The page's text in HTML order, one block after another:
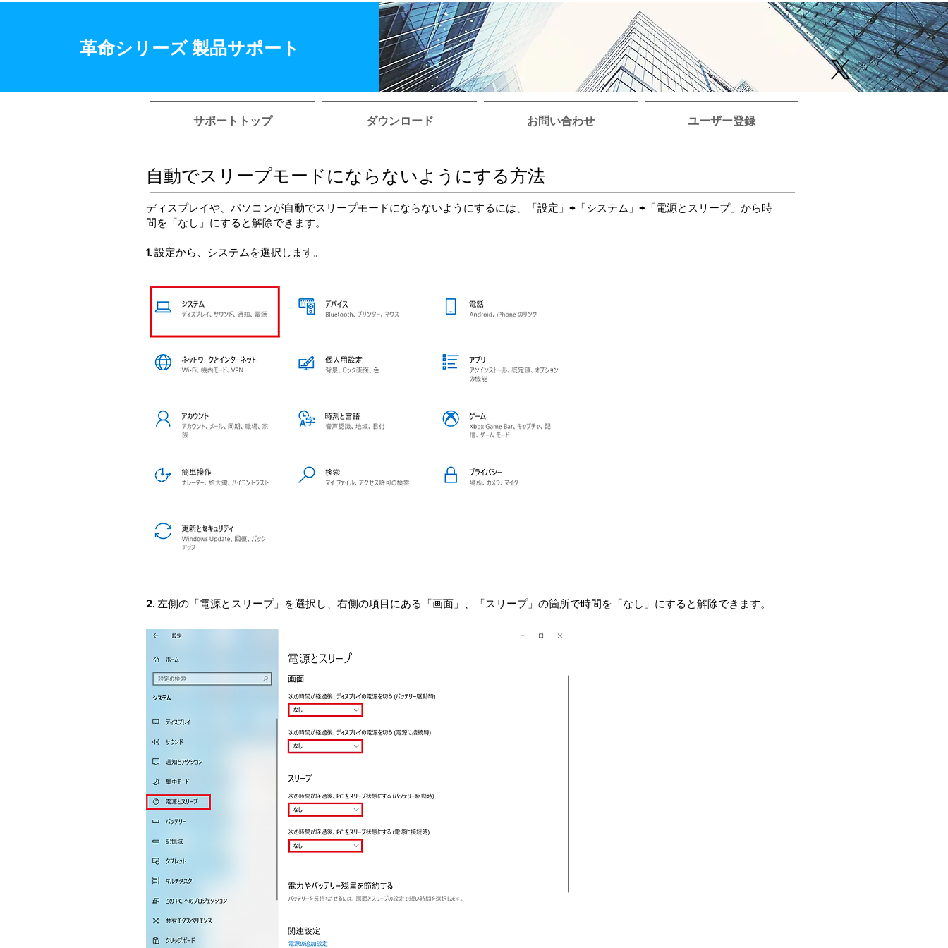
​革命シリーズ 製品サポート
サポートトップ ダウンロード お問い合わせ ユーザー登録
自動でスリープモードにならないようにする方法
ディスプレイや、パソコンが自動でスリープモードにならないようにするには、「設定」→「システム」→「電源とスリープ」から時
間を「なし」にすると解除できます。
​1. 設定から、システムを選択します。
2. 左側の「電源とスリープ」を選択し、右側の項目にある「画面」、「スリープ」の箇所で時間を「なし」にすると解除できます。